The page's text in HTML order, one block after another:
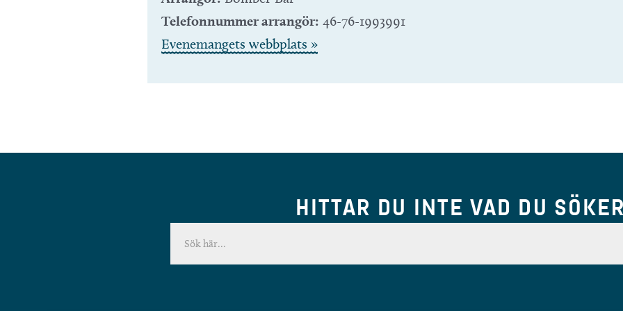
Telefonnummer arrangör: 46-76-1993991
Evenemangets webbplats »
HITTAR DU INTE VAD DU